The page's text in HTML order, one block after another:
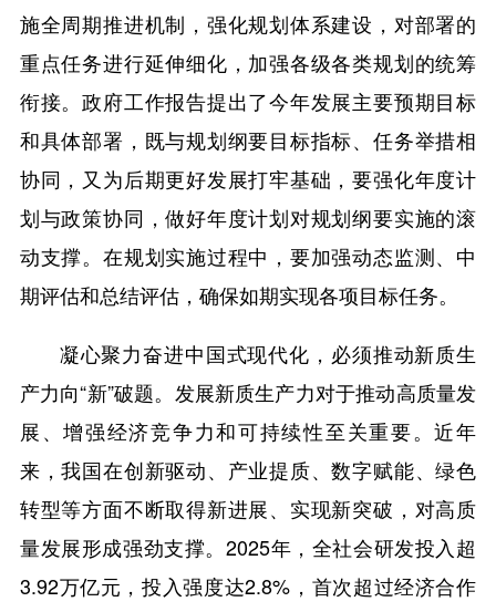
施全周期推进机制，强化规划体系建设，对部署的
重点任务进行延伸细化，加强各级各类规划的统筹
衔接。政府工作报告提出了今年发展主要预期目标
和具体部署，既与规划纲要目标指标、任务举措相
协同，又为后期更好发展打牢基础，要强化年度计
划与政策协同，做好年度计划对规划纲要实施的滚
动支撑。在规划实施过程中，要加强动态监测、中
期评估和总结评估，确保如期实现各项目标任务。
凝心聚力奋进中国式现代化，必须推动新质生
产力向“新”破题。发展新质生产力对于推动高质量发
展、增强经济竞争力和可持续性至关重要。近年
来，我国在创新驱动、产业提质、数字赋能、绿色
转型等方面不断取得新进展、实现新突破，对高质
量发展形成强劲支撑。2025年，全社会研发投入超
3.92万亿元，投入强度达2.8%，首次超过经济合作